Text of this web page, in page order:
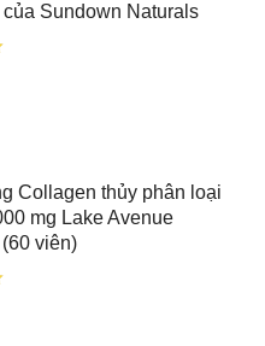
Sundown Naturals
Collagen thủy phân loại
mg Lake Avenue
viên)